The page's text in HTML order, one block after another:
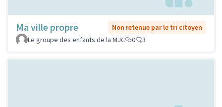
Ma ville propre
Non retenue par le tri citoyen
Le groupe des enfants de la MJC
0 3